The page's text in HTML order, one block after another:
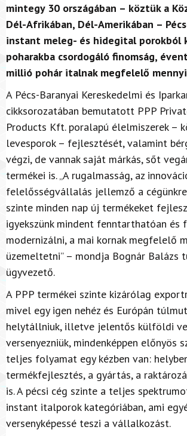
mintegy 30 országában – köztük a
Dél-Afrikában, Dél-Amerikában –
instant meleg- és hidegital porokból
poharakba csordogáló finomság,
millió pohár italnak megfelelő
A Pécs-Baranyai Kereskedelmi és
cikksorozatában bemutatott PPP
Products Kft. poralapú élelmiszerek –
levesporok – fejlesztését, valamint
végzi, de vannak saját márkás, sőt
termékei is. „A rugalmasság, az
felelősségvállalás jellemző a
szinte minden nap új termékeket
igyekszünk mindent fenntarthatóan és
modernizálni, a mai kornak megfelelő
üzemeltetni” – mondja Bognár Balázs
ügyvezető.
A PPP termékei szinte kizárólag
mivel egy igen nehéz és Európán
helytállniuk, illetve jelentős külföldi
versenyezniük, mindenképpen előnyös
teljes folyamat egy kézben van:
termékfejlesztés, a gyártás, a
is. A pécsi cég szinte a teljes
instant italporok kategóriában, ami
versenyképessé teszi a vállalkozást.